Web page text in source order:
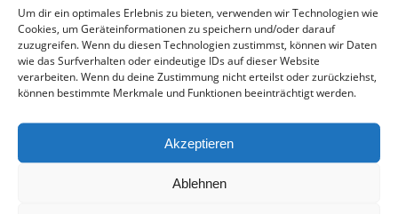
Um dir ein optimales Erlebnis zu bieten, verwenden wir Technologien wie
Cookies, um Geräteinformationen zu speichern und/oder darauf
zuzugreifen. Wenn du diesen Technologien zustimmst, können wir Daten
wie das Surfverhalten oder eindeutige IDs auf dieser Website
verarbeiten. Wenn du deine Zustimmung nicht erteilst oder zurückziehst,
können bestimmte Merkmale und Funktionen beeinträchtigt werden.
Akzeptieren
Ablehnen
Leistungen
Philosophie
Aktuelles
Sprechzeiten